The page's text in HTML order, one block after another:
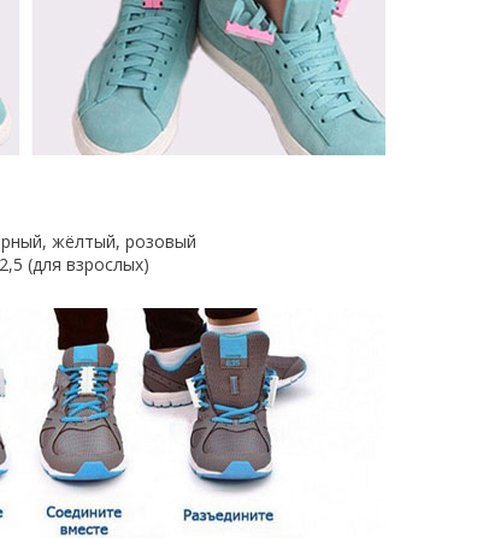
жёлтый, розовый
(для взрослых)